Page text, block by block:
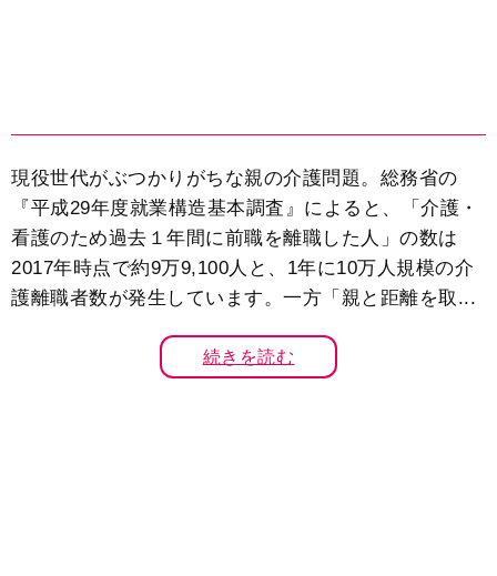
現役世代がぶつかりがちな親の介護問題。総務省の
『平成29年度就業構造基本調査』によると、「介護・
看護のため過去１年間に前職を離職した人」の数は
2017年時点で約9万9,100人と、1年に10万人規模の介
護離職者数が発生しています。一方「親と距離を取...
続きを読む